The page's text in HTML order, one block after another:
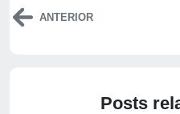
ANTERIOR
Posts